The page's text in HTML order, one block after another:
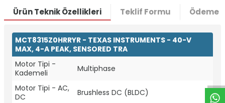
W
h
t
a
p
p
D
e
s
e
H
a
t
t
Ürün Teknik Özellikleri Teklif Formu Ödeme
MCT8315Z0HRRYR - TEXAS INSTRUMENTS - 40-V
MAX, 4-A PEAK, SENSORED TRA
Motor Tipi -
Kademeli
Multiphase
Motor Tipi - AC,
DC
Brushless DC (BLDC)